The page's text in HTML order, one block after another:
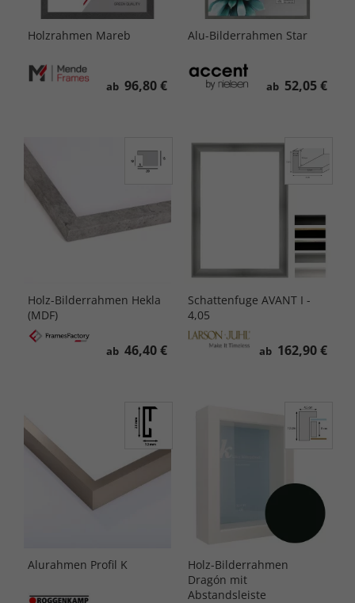
Holzrahmen Mareb
ab 96,80 €
Alu-Bilderrahmen Star
ab 52,05 €
Holz-Bilderrahmen Hekla
(MDF)
ab 46,40 €
Schattenfuge AVANT I -
4,05
ab 162,90 €
Alurahmen Profil K
Holz-Bilderrahmen
Dragón mit
Abstandsleiste